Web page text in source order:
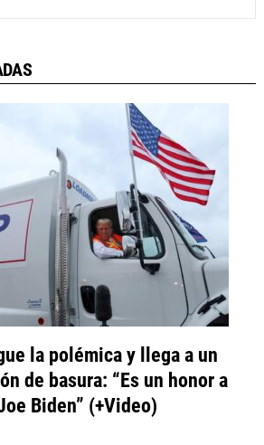
la polémica y llega a un
de basura: “Es un honor a
Biden” (+Video)